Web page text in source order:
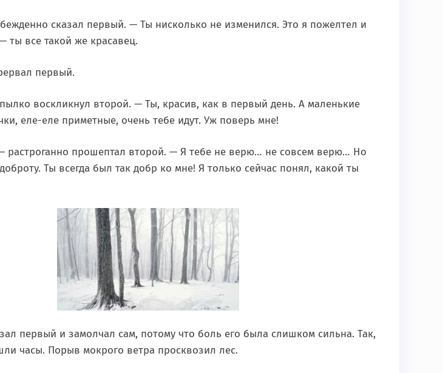
сказал первый. — Ты нисколько не изменился. Это я пожелтел и
ты все такой же красавец.
первый.
воскликнул второй. — Ты, красив, как в первый день. А маленькие
еле-еле приметные, очень тебе идут. Уж поверь мне!
растроганно прошептал второй. — Я тебе не верю… не совсем верю… Но
Ты всегда был так добр ко мне! Я только сейчас понял, какой ты
первый и замолчал сам, потому что боль его была слишком сильна. Так,
часы. Порыв мокрого ветра просквозил лес.